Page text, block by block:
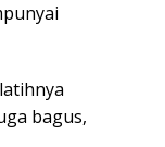
bagus,